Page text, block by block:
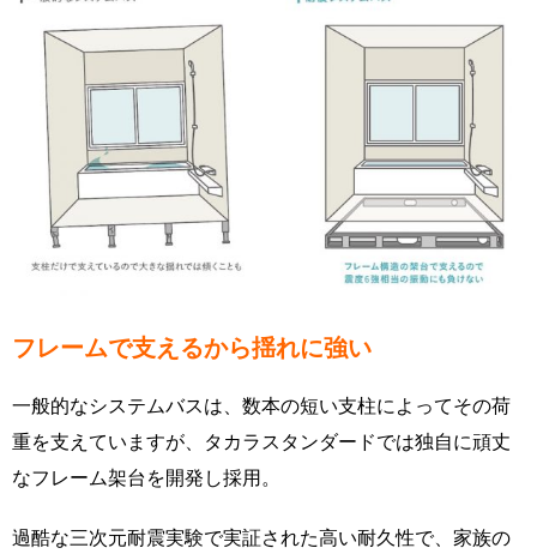
フレームで支えるから揺れに強い
一般的なシステムバスは、数本の短い支柱によってその荷
重を支えていますが、タカラスタンダードでは独自に頑丈
なフレーム架台を開発し採用。
過酷な三次元耐震実験で実証された高い耐久性で、家族の